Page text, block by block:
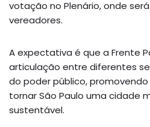
votação no Plenário, onde
vereadores.
A expectativa é que a Frente
articulação entre diferentes
do poder público,
tornar São Paulo uma cidade
sustentável.